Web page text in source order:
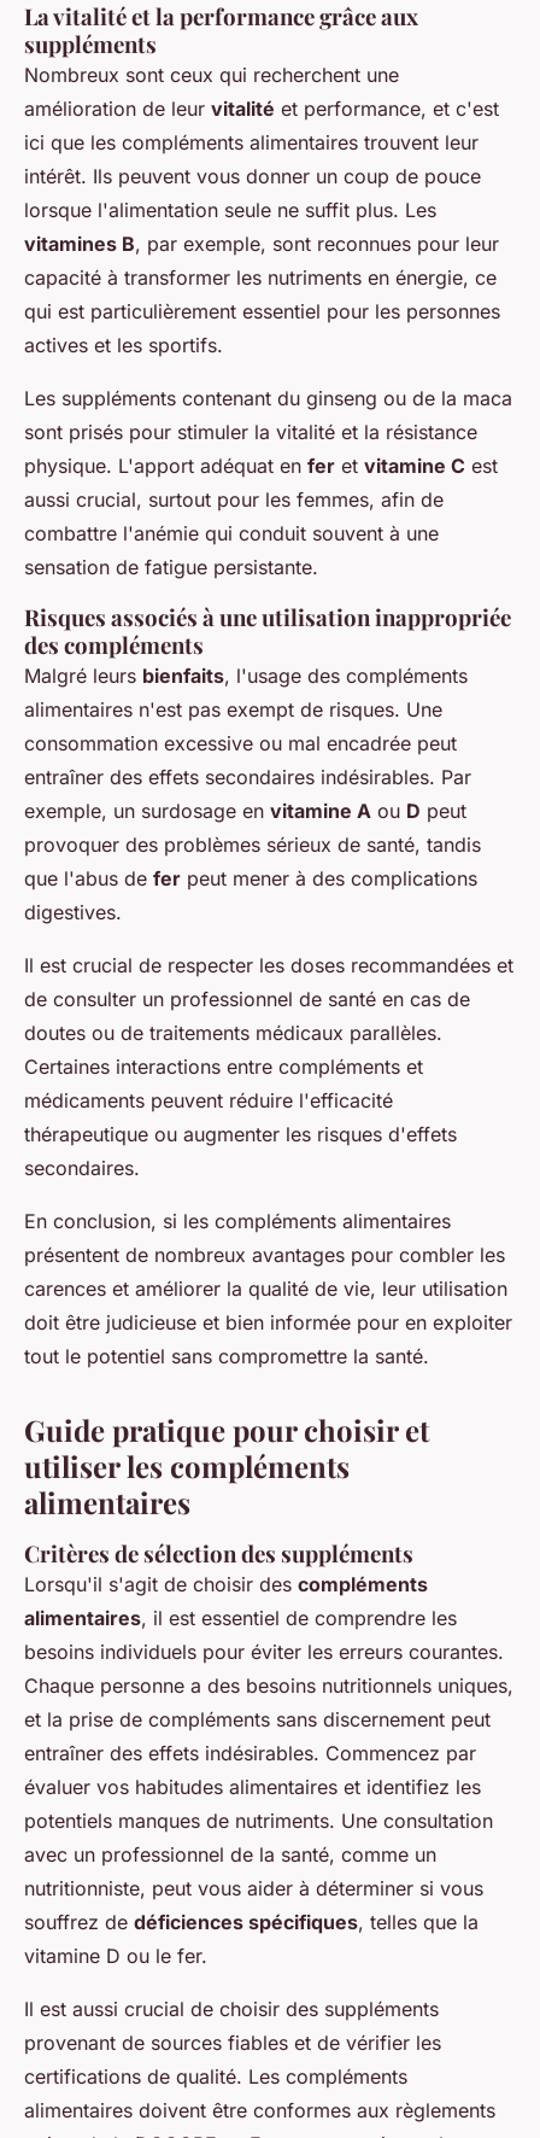
La vitalité et la performance grâce aux
suppléments
Nombreux sont ceux qui recherchent une
amélioration de leur vitalité et performance, et c'est
ici que les compléments alimentaires trouvent leur
intérêt. Ils peuvent vous donner un coup de pouce
lorsque l'alimentation seule ne suffit plus. Les
vitamines B, par exemple, sont reconnues pour leur
capacité à transformer les nutriments en énergie, ce
qui est particulièrement essentiel pour les personnes
actives et les sportifs.
Les suppléments contenant du ginseng ou de la maca
sont prisés pour stimuler la vitalité et la résistance
physique. L'apport adéquat en fer et vitamine C est
aussi crucial, surtout pour les femmes, afin de
combattre l'anémie qui conduit souvent à une
sensation de fatigue persistante.
Risques associés à une utilisation inappropriée
des compléments
Malgré leurs bienfaits, l'usage des compléments
alimentaires n'est pas exempt de risques. Une
consommation excessive ou mal encadrée peut
entraîner des effets secondaires indésirables. Par
exemple, un surdosage en vitamine A ou D peut
provoquer des problèmes sérieux de santé, tandis
que l'abus de fer peut mener à des complications
digestives.
Il est crucial de respecter les doses recommandées et
de consulter un professionnel de santé en cas de
doutes ou de traitements médicaux parallèles.
Certaines interactions entre compléments et
médicaments peuvent réduire l'efficacité
thérapeutique ou augmenter les risques d'effets
secondaires.
En conclusion, si les compléments alimentaires
présentent de nombreux avantages pour combler les
carences et améliorer la qualité de vie, leur utilisation
doit être judicieuse et bien informée pour en exploiter
tout le potentiel sans compromettre la santé.
Guide pratique pour choisir et
utiliser les compléments
alimentaires
Critères de sélection des suppléments
Lorsqu'il s'agit de choisir des compléments
alimentaires, il est essentiel de comprendre les
besoins individuels pour éviter les erreurs courantes.
Chaque personne a des besoins nutritionnels uniques,
et la prise de compléments sans discernement peut
entraîner des effets indésirables. Commencez par
évaluer vos habitudes alimentaires et identifiez les
potentiels manques de nutriments. Une consultation
avec un professionnel de la santé, comme un
nutritionniste, peut vous aider à déterminer si vous
souffrez de déficiences spécifiques, telles que la
vitamine D ou le fer.
Il est aussi crucial de choisir des suppléments
provenant de sources fiables et de vérifier les
certifications de qualité. Les compléments
alimentaires doivent être conformes aux règlements